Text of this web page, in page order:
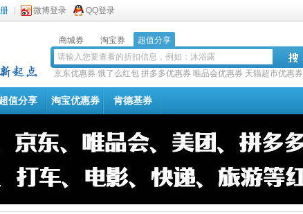
微博登录 QQ登录
商城券 淘宝券 超值分享
京东优惠券 饿了么红包 拼多多优惠券 唯品会优惠券 天猫超市优惠券
超值分享 淘宝优惠券 肯德基券